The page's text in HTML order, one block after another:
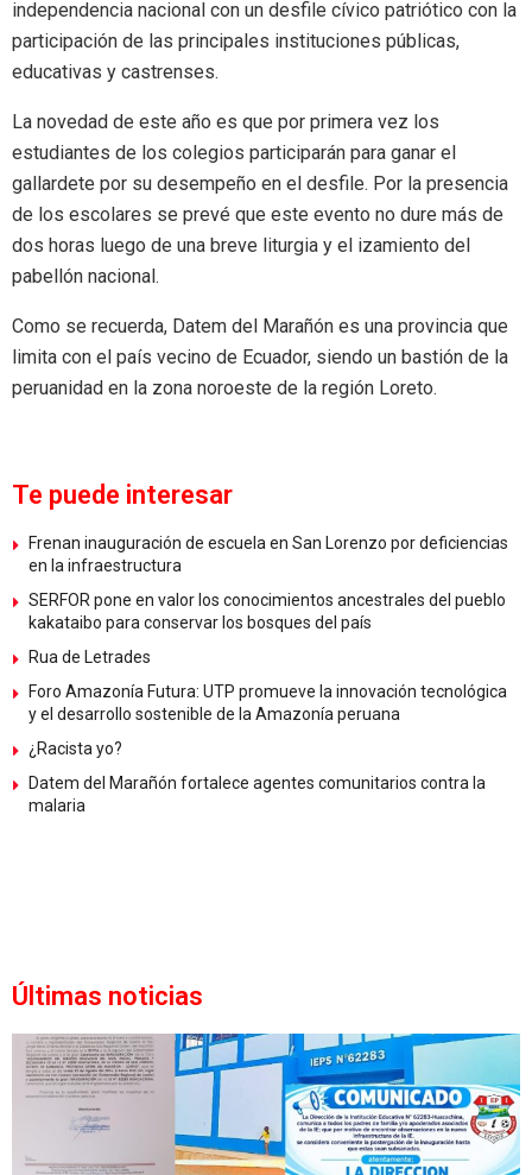
independencia nacional con un desfile cívico patriótico con la
participación de las principales instituciones públicas,
educativas y castrenses.
La novedad de este año es que por primera vez los
estudiantes de los colegios participarán para ganar el
gallardete por su desempeño en el desfile. Por la presencia
de los escolares se prevé que este evento no dure más de
dos horas luego de una breve liturgia y el izamiento del
pabellón nacional.
Como se recuerda, Datem del Marañón es una provincia que
limita con el país vecino de Ecuador, siendo un bastión de la
peruanidad en la zona noroeste de la región Loreto.
Te puede interesar
Frenan inauguración de escuela en San Lorenzo por deficiencias
en la infraestructura
SERFOR pone en valor los conocimientos ancestrales del pueblo
kakataibo para conservar los bosques del país
Rua de Letrades
Foro Amazonía Futura: UTP promueve la innovación tecnológica
y el desarrollo sostenible de la Amazonía peruana
¿Racista yo?
Datem del Marañón fortalece agentes comunitarios contra la
malaria
Últimas noticias